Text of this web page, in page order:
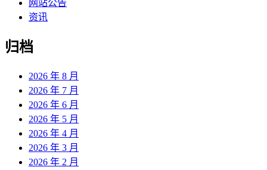
网站公告
资讯
归档
2026 年 8 月
2026 年 7 月
2026 年 6 月
2026 年 5 月
2026 年 4 月
2026 年 3 月
2026 年 2 月